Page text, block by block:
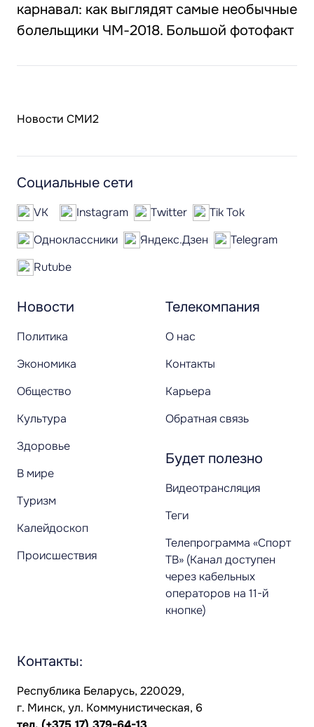
карнавал: как выглядят самые необычные
болельщики ЧМ-2018. Большой фотофакт
Новости СМИ2
Новости
Политика
Экономика
Общество
Культура
Здоровье
В мире
Туризм
Калейдоскоп
Происшествия
Телекомпания
О нас
Контакты
Карьера
Обратная связь
Будет полезно
Видеотрансляция
Теги
Телепрограмма «Спорт
ТВ» (Канал доступен
через кабельных
операторов на 11-й
кнопке)
Социальные сети
VK Instagram Twitter
Tik Tok
Одноклассники
Яндекс.Дзен
Telegram
Rutube
Контакты:
Республика Беларусь, 220029,
г. Минск, ул. Коммунистическая, 6